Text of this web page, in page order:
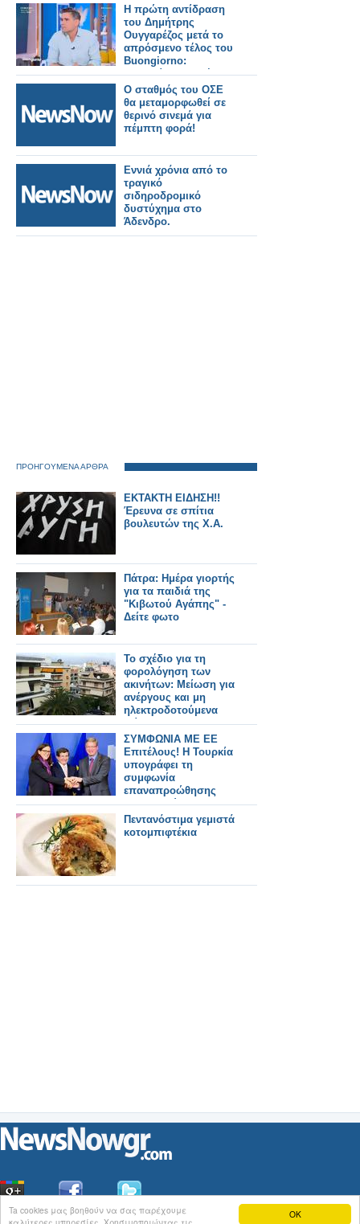
OK
Ta cookies μας βοηθούν να σας παρέχουμε
Η πρώτη αντίδραση
του Δημήτρης
Ουγγαρέζος μετά το
απρόσμενο τέλος του
Buongiorno:
«Εννοείται πως έχω
πολλά να πω»
Ο σταθμός του ΟΣΕ
θα μεταμορφωθεί σε
θερινό σινεμά για
πέμπτη φορά!
Εννιά χρόνια από το
τραγικό
σιδηροδρομικό
δυστύχημα στο
Άδενδρο.
ΠΡΟΗΓΟΥΜΕΝΑ ΑΡΘΡΑ
ΕΚΤΑΚΤΗ ΕΙΔΗΣΗ!!
Έρευνα σε σπίτια
βουλευτών της Χ.Α.
Πάτρα: Ημέρα γιορτής
για τα παιδιά της
"Κιβωτού Αγάπης" -
Δείτε φωτο
Το σχέδιο για τη
φορολόγηση των
ακινήτων: Mείωση για
ανέργους και μη
ηλεκτροδοτούμενα
κτίρια
ΣΥΜΦΩΝΙΑ ΜΕ ΕΕ
Επιτέλους! Η Τουρκία
υπογράφει τη
συμφωνία
επαναπροώθησης
μεταναστών
Πεντανόστιμα γεμιστά
κοτομπιφτέκια